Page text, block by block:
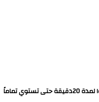
تماماً